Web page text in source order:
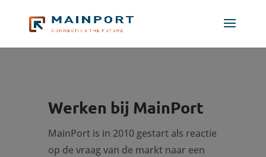
Werken bij MainPort
MainPort is in 2010 gestart als reactie
op de vraag van de markt naar een